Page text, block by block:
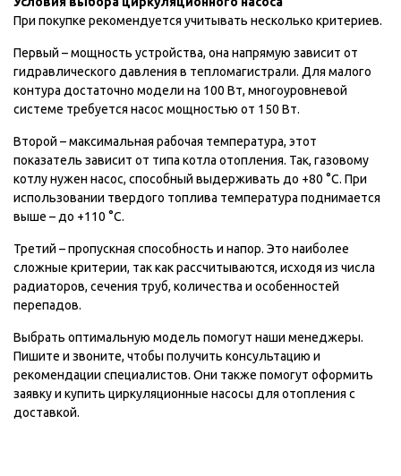
При покупке рекомендуется учитывать несколько критериев.
Первый – мощность устройства, она напрямую зависит от
гидравлического давления в тепломагистрали. Для малого
контура достаточно модели на 100 Вт, многоуровневой
системе требуется насос мощностью от 150 Вт.
Второй – максимальная рабочая температура, этот
показатель зависит от типа котла отопления. Так, газовому
котлу нужен насос, способный выдерживать до +80 °С. При
использовании твердого топлива температура поднимается
выше – до +110 °С.
Третий – пропускная способность и напор. Это наиболее
сложные критерии, так как рассчитываются, исходя из числа
радиаторов, сечения труб, количества и особенностей
перепадов.
Выбрать оптимальную модель помогут наши менеджеры.
Пишите и звоните, чтобы получить консультацию и
рекомендации специалистов. Они также помогут оформить
заявку и купить циркуляционные насосы для отопления с
доставкой.